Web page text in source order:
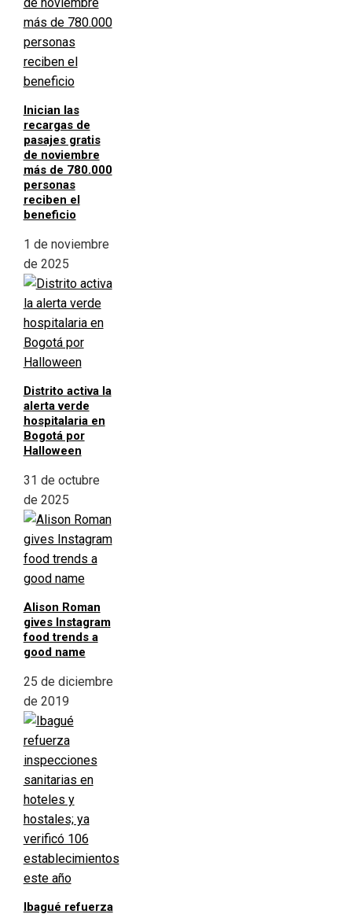
Inician las
recargas de
pasajes gratis
de noviembre
más de 780.000
personas
reciben el
beneficio
1 de noviembre
de 2025
Distrito activa la
alerta verde
hospitalaria en
Bogotá por
Halloween
31 de octubre
de 2025
Alison Roman
gives Instagram
food trends a
good name
25 de diciembre
de 2019
Ibagué refuerza